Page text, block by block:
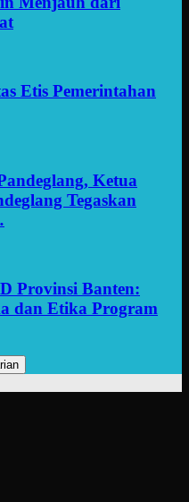
Etis Pemerintahan
Ketua
Tegaskan
Provinsi Banten:
dan Etika Program